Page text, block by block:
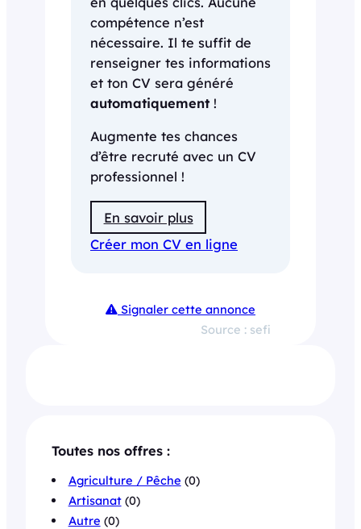
compétence n’est
nécessaire. Il te suffit de
renseigner tes informations
et ton CV sera généré
automatiquement!
Augmente tes chances
d’être recruté avec un CV
professionnel !
En savoir plus
Créer mon CV en ligne
Signaler cette annonce
Source : sefi
Toutes nos offres :
Agriculture / Pêche (0)
Artisanat(0)
Autre (0)